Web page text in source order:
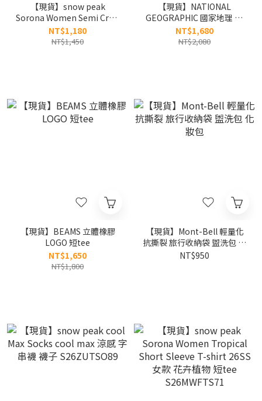
【現貨】snow peak
Sorona Women Semi Crop
Short Sleeve T-Shirt 26SS
女款 基本款 印花logo 短tee
NT$1,180
NT$1,450
【現貨】NATIONAL
GEOGRAPHIC 國家地理 26
年新款 布標logo 刺繡包邊
郵差包 小款 側背包
NT$1,680
NT$2,080
【現貨】BEAMS 立體橡膠
LOGO 短tee
NT$1,650
NT$1,800
【現貨】Mont-Bell 輕量化
抗撕裂 旅行收納袋 盥洗包 化
妝包
NT$950